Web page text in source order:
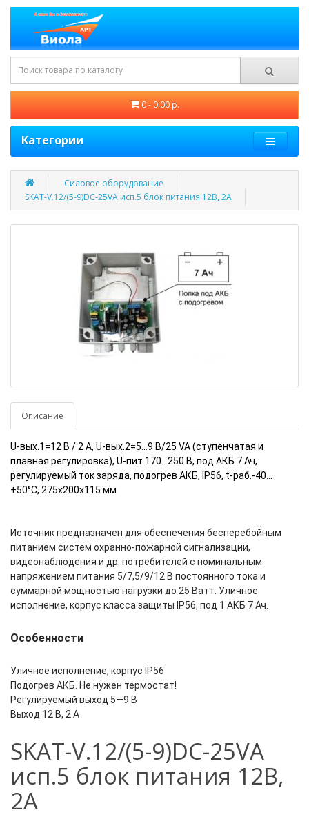
0 - 0.00 р.
Категории
Силовое оборудование
SKAT-V.12/(5-9)DC-25VA исп.5 блок питания 12В, 2А
Описание
U-вых.1=12 В / 2 А, U-вых.2=5...9 В/25 VA (ступенчатая и
плавная регулировка), U-пит.170...250 В, под АКБ 7 Ач,
регулируемый ток заряда, подогрев АКБ, IP56, t-раб.-40...
+50°С, 275х200х115 мм
Источник предназначен для обеспечения бесперебойным
питанием систем охранно-пожарной сигнализации,
видеонаблюдения и др. потребителей с номинальным
напряжением питания 5/7,5/9/12 В постоянного тока и
суммарной мощностью нагрузки до 25 Ватт. Уличное
исполнение, корпус класса защиты IP56, под 1 АКБ 7 Ач.
Особенности
Уличное исполнение, корпус IP56
Подогрев АКБ. Не нужен термостат!
Регулируемый выход 5—9 В
Выход 12 В, 2 А
SKAT-V.12/(5-9)DC-25VA
исп.5 блок питания 12В,
2А